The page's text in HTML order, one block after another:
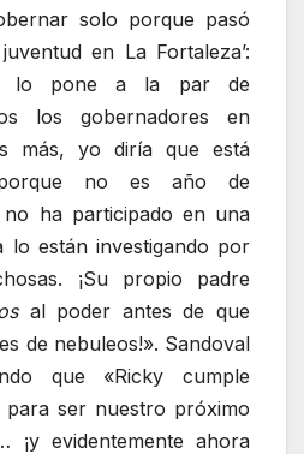
solo porque pasó
en La Fortaleza’:
lo pone a la par de
los gobernadores en
más, yo diría que está
no es año de
ha participado en una
lo están investigando por
¡Su propio padre
al poder antes de que
de nebuleos!». Sandoval
que «Ricky cumple
para ser nuestro próximo
¡y evidentemente ahora